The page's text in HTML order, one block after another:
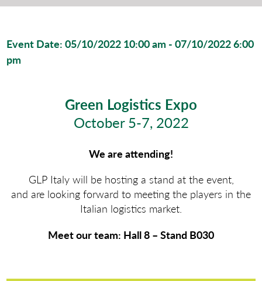
Event Date: 05/10/2022 10:00 am - 07/10/2022 6:00
pm
Green Logistics Expo
October 5-7, 2022
We are attending!
GLP Italy will be hosting a stand at the event,
and are looking forward to meeting the players in the
Italian logistics market.
Meet our team: Hall 8 – Stand B030